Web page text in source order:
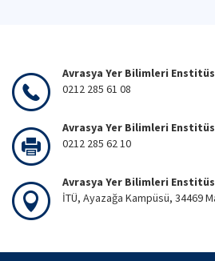
Avrasya Yer Bilimleri
0212 285 61 08
Avrasya Yer Bilimleri
0212 285 62 10
Avrasya Yer Bilimleri
İTÜ, Ayazağa Kampüsü, 34469